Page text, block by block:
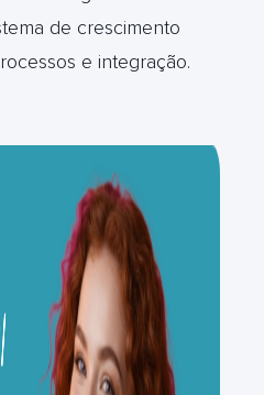
de crescimento
e integração.